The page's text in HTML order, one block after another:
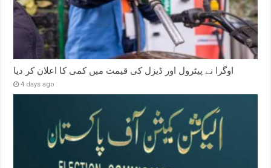
اوگرا نے پیٹرول اور ڈیزل کی قیمت میں کمی کا اعلان کر دیا
4 days ago